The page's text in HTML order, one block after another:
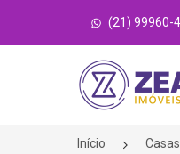
(21) 99960-
Página inicial
Início